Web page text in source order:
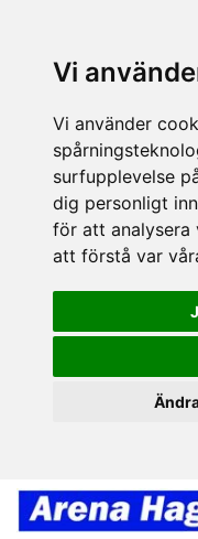
Vi
Vi använder
surfupplevelse
dig personligt
för att
att förstå var